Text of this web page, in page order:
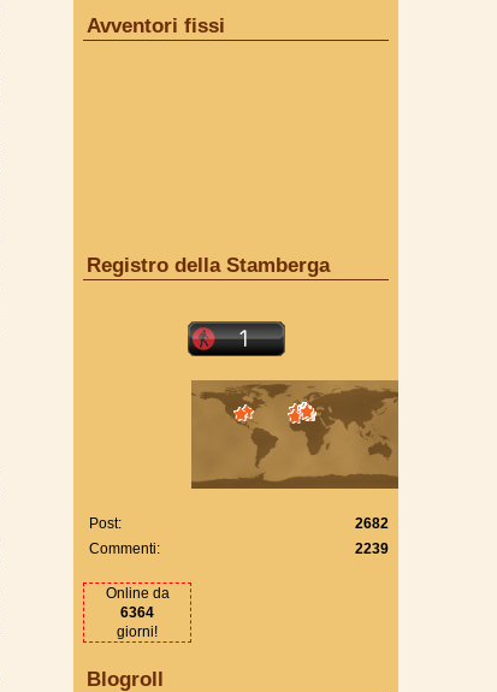
Avventori fissi
Registro della Stamberga
Post:
2682
Commenti:
2239
Online da
6364
giorni!
Blogroll